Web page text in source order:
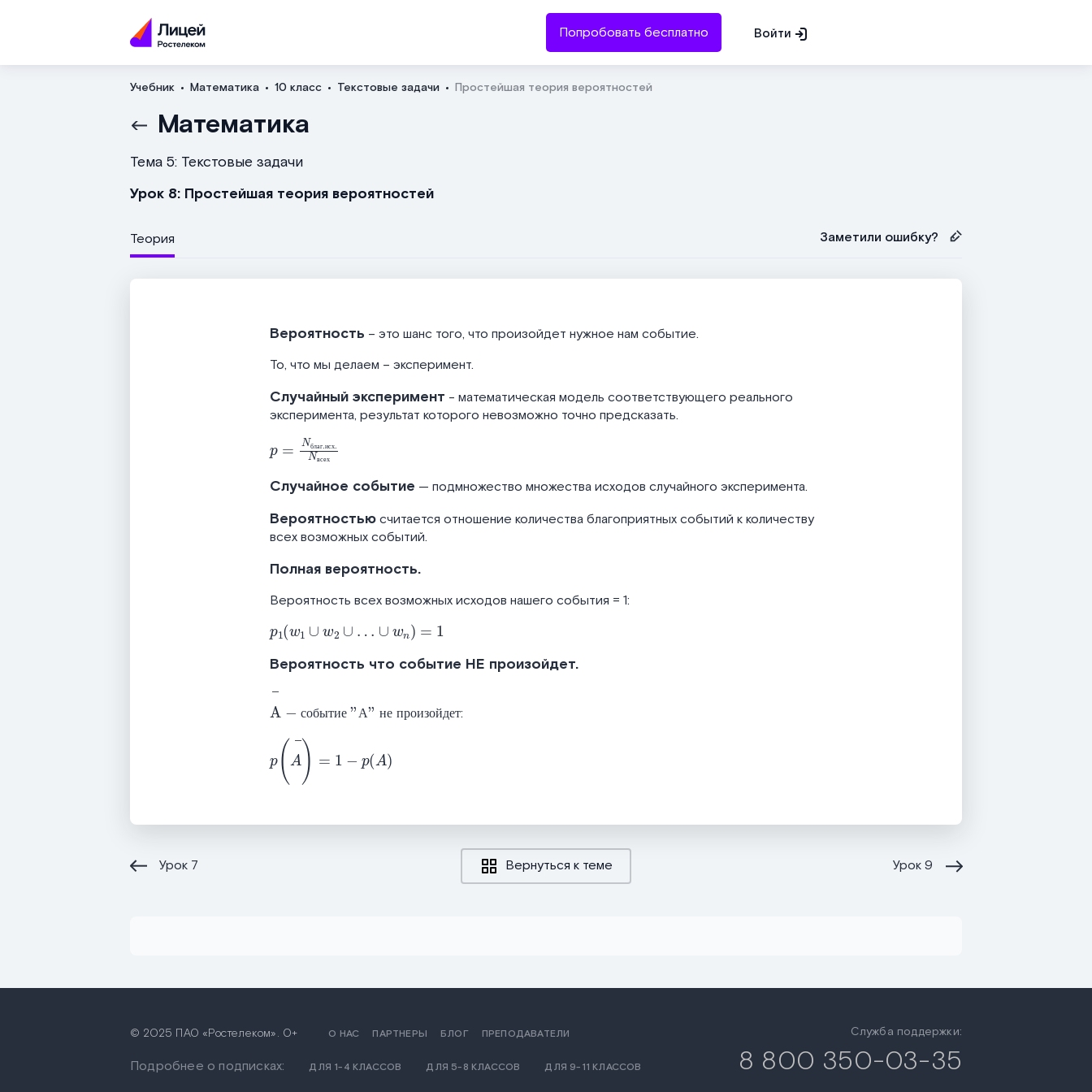
Попробовать бесплатно Войти
Учебник Математика 10 класс Текстовые задачи Простейшая теория вероятностей
Математика
Тема 5: Текстовые задачи
Урок 8: Простейшая теория вероятностей
Теория Заметили ошибку?
Вероятность – это шанс того, что произойдет нужное нам событие.
То, что мы делаем – эксперимент.
Случайный эксперимент - математическая модель соответствующего реального
эксперимента, результат которого невозможно точно предсказать.
бл аг ис х
всех
благ.исх
Случайное событие — подмножество множества исходов случайного эксперимента.
Вероятностьюсчитается отношение количества благоприятных событий к количеству
всех возможных событий.
Полная вероятность.
Вероятность всех возможных исходов нашего события = 1:
w ∪ w … ∪ n =
Вероятность что событие НЕ произойдет.
со б ыт и е А н е п р оиз ойд е т
Aсобытие "А" не произойдет
:
A =1 -
Урок 7 Вернуться к теме Урок9
© 2025 ПАО «Ростелеком». 0+ О НАС ПАРТНЕРЫ БЛОГ ПРЕПОДАВАТЕЛИ
Подробнее о подписках: ДЛЯ 1-4 КЛАССОВ ДЛЯ 5-8 КЛАССОВ ДЛЯ 9-11 КЛАССОВ
Служба поддержки:
8 800 350-03-35